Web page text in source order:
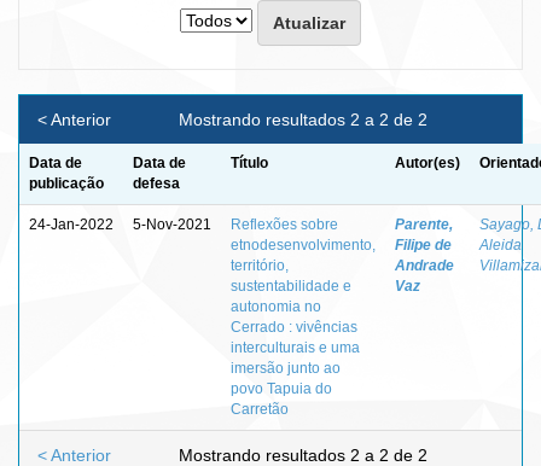
Mostrando resultados 2 a 2 de 2
< Anterior
Data de
publicação
Data de
defesa
Título Autor(es)
24-Jan-2022 5-Nov-2021
Reflexões sobre
etnodesenvolvimento,
território,
sustentabilidade e
autonomia no
Cerrado : vivências
interculturais e uma
imersão junto ao
povo Tapuia do
Carretão
Parente,
Filipe de
Andrade
Vaz
Sayago,
Aleida
Mostrando resultados 2 a 2 de 2
< Anterior